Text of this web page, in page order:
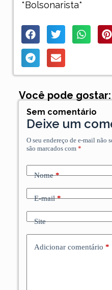
*Bolsonarista*
Você pode gostar:
Sem comentário
Deixe um
O seu endereço de e-mail não
são marcados com *
Nome*
E-mail*
Site
Adicionar comentário *